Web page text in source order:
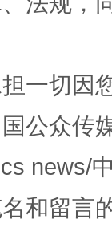
一切因
公众传
news/
和留言